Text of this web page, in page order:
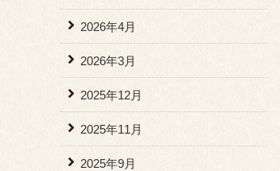
2026年4月
2026年3月
2025年12月
2025年11月
2025年9月